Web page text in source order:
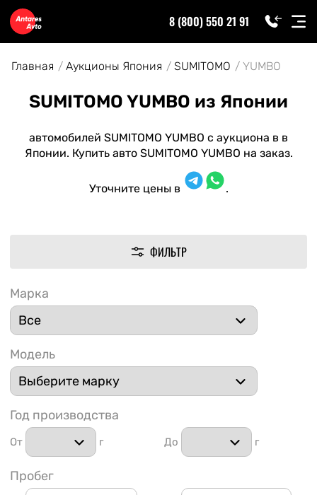
91
8 (800) 550 21 91
Главная Аукционы Япония SUMITOMO YUMBO
SUMITOMO YUMBO из Японии
автомобилей SUMITOMO YUMBO с аукциона в в
Японии. Купить авто SUMITOMO YUMBO на заказ.
Уточните цены в .
ФИЛЬТР
Марка
Модель
Год производства
От г До г
Пробег